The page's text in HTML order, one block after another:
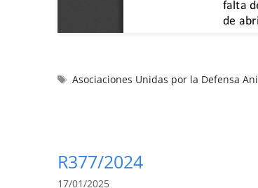
Asociaciones Unidas por la Defensa
R377/2024
17/01/2025